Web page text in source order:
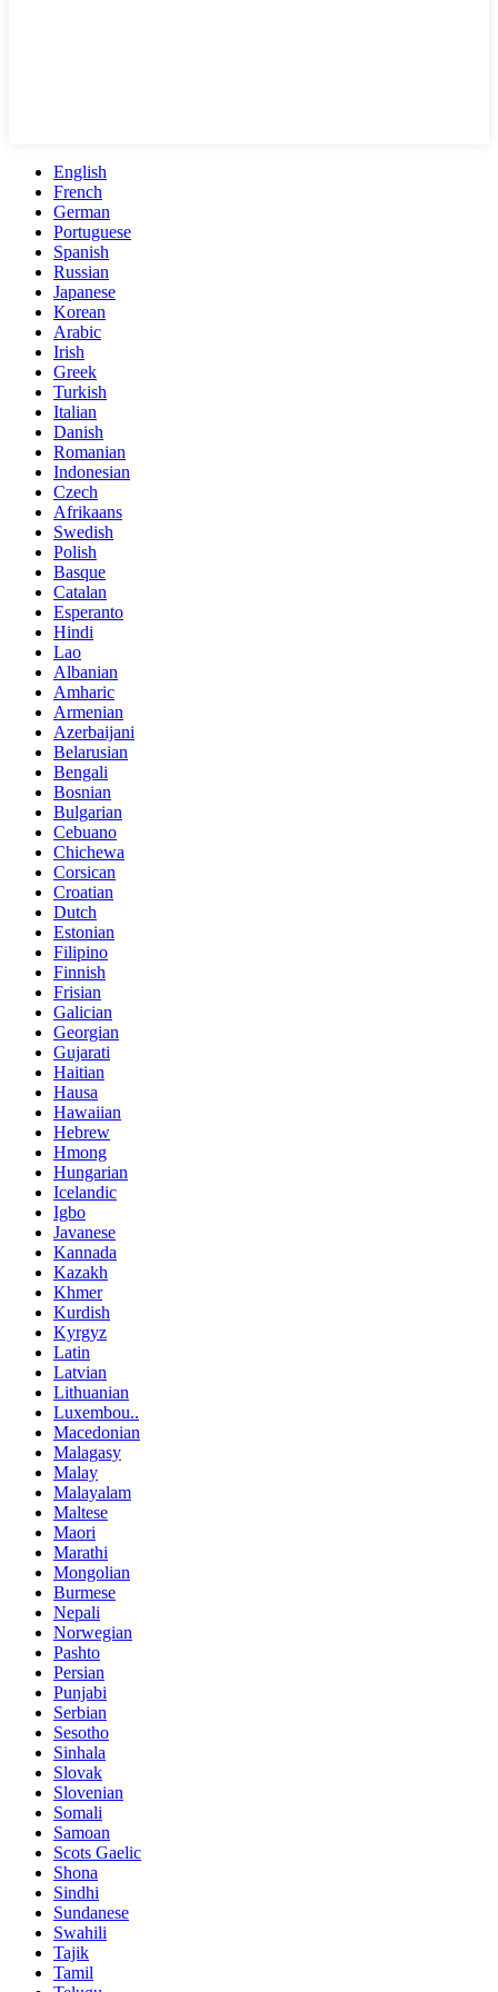
English
French
German
Portuguese
Spanish
Russian
Japanese
Korean
Arabic
Irish
Greek
Turkish
Italian
Danish
Romanian
Indonesian
Czech
Afrikaans
Swedish
Polish
Basque
Catalan
Esperanto
Hindi
Lao
Albanian
Amharic
Armenian
Azerbaijani
Belarusian
Bengali
Bosnian
Bulgarian
Cebuano
Chichewa
Corsican
Croatian
Dutch
Estonian
Filipino
Finnish
Frisian
Galician
Georgian
Gujarati
Haitian
Hausa
Hawaiian
Hebrew
Hmong
Hungarian
Icelandic
Igbo
Javanese
Kannada
Kazakh
Khmer
Kurdish
Kyrgyz
Latin
Latvian
Lithuanian
Luxembou..
Macedonian
Malagasy
Malay
Malayalam
Maltese
Maori
Marathi
Mongolian
Burmese
Nepali
Norwegian
Pashto
Persian
Punjabi
Serbian
Sesotho
Sinhala
Slovak
Slovenian
Somali
Samoan
Scots Gaelic
Shona
Sindhi
Sundanese
Swahili
Tajik
Tamil